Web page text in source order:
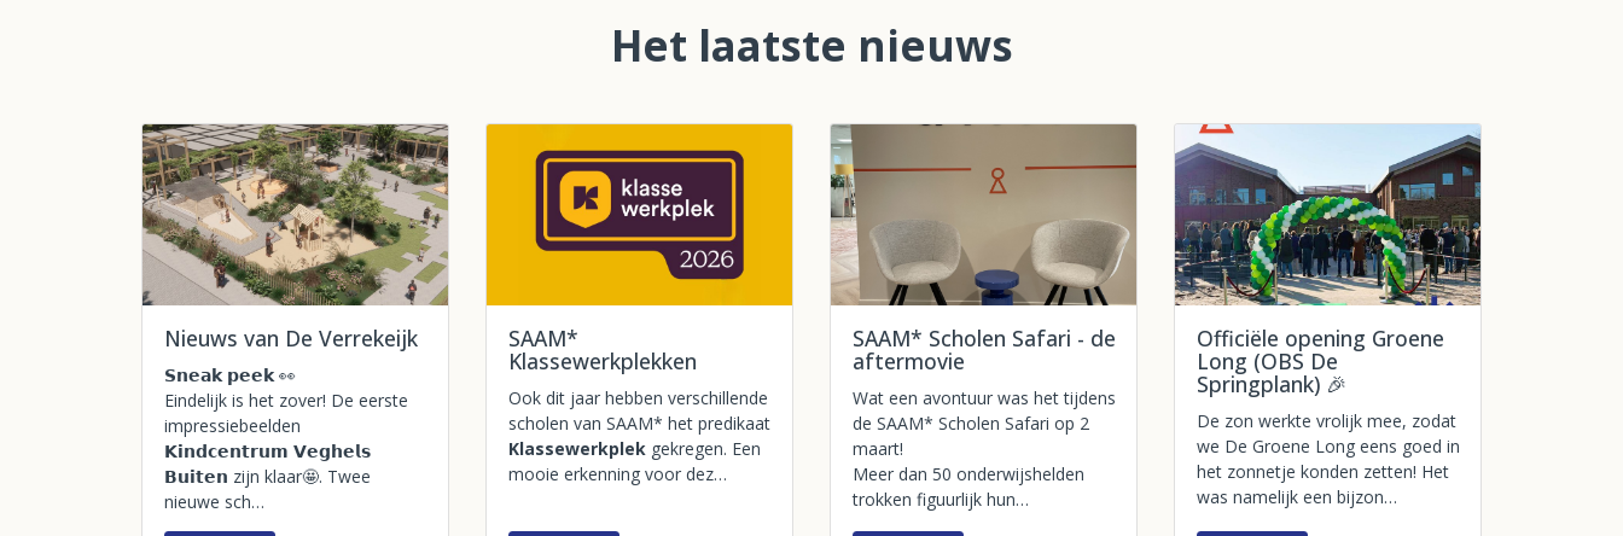
Het laatste nieuws
Nieuws van De Verrekeijk
𝗦𝗻𝗲𝗮𝗸 𝗽𝗲𝗲𝗸 👀
Eindelijk is het zover! De eerste
impressiebeelden
𝗞𝗶𝗻𝗱𝗰𝗲𝗻𝘁𝗿𝘂𝗺 𝗩𝗲𝗴𝗵𝗲𝗹𝘀
𝗕𝘂𝗶𝘁𝗲𝗻 zijn klaar🤩. Twee
nieuwe sch…
SAAM*
Klassewerkplekken
Ook dit jaar hebben verschillende
scholen van SAAM* het predikaat
Klassewerkplekgekregen. Een
mooie erkenning voor dez…
SAAM* Scholen Safari - de
aftermovie
Wat een avontuur was het tijdens
de SAAM* Scholen Safari op 2
maart!
Meer dan 50 onderwijshelden
trokken figuurlijk hun…
Officiële opening Groene
Long (OBS De
Springplank) 🎉
De zon werkte vrolijk mee, zodat
we De Groene Long eens goed in
het zonnetje konden zetten! Het
was namelijk een bijzon…